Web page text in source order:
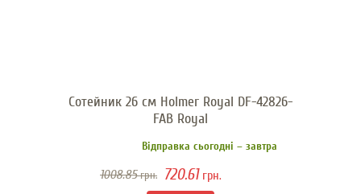
Сотейник 26 см Holmer Royal DF-42826-
FAB Royal
Відправка сьогодні – завтра
1008.85грн. 720.61грн.